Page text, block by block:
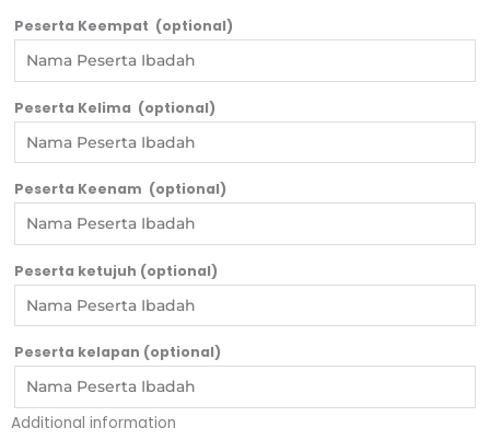
Peserta Keempat (optional)
Peserta Kelima (optional)
Peserta Keenam (optional)
Peserta ketujuh (optional)
Peserta kelapan (optional)
Additional information